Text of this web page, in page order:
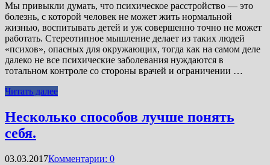
Мы привыкли думать, что психическое расстройство — это
болезнь, с которой человек не может жить нормальной
жизнью, воспитывать детей и уж совершенно точно не может
работать. Стереотипное мышление делает из таких людей
«психов», опасных для окружающих, тогда как на самом деле
далеко не все психические заболевания нуждаются в
тотальном контроле со стороны врачей и ограничении …
Читать далее
Несколько способов лучше понять
себя.
03.03.2017Комментарии: 0